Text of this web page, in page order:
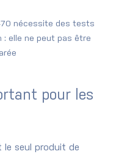
nécessite des tests
elle ne peut pas être
pour les
le seul produit de